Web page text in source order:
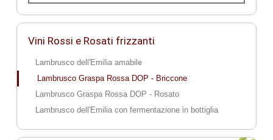
Vini Rossi e Rosati frizzanti
Lambrusco dell'Emilia amabile
Lambrusco Graspa Rossa DOP - Briccone
Lambrusco Graspa Rossa DOP - Rosato
Lambrusco dell'Emilia con fermentazione in bottiglia